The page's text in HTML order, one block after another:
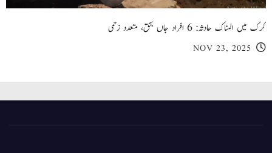
کرک میں المناک حادثہ: 6 افراد جاں بحق، متعدد زخمی
NOV 23, 2025